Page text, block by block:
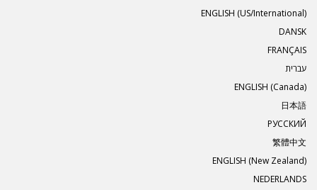
ENGLISH (US/International)
DANSK
FRANÇAIS
עברית
ENGLISH (Canada)
日本語
РУССКИЙ
繁體中文
ENGLISH (New Zealand)
NEDERLANDS